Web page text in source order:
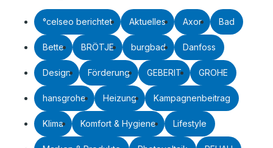
°celseo berichtet Aktuelles Axor Bad
Bette BRÖTJE burgbad Danfoss
Design Förderung GEBERIT GROHE
hansgrohe Heizung Kampagnenbeitrag
Klima Komfort & Hygiene Lifestyle